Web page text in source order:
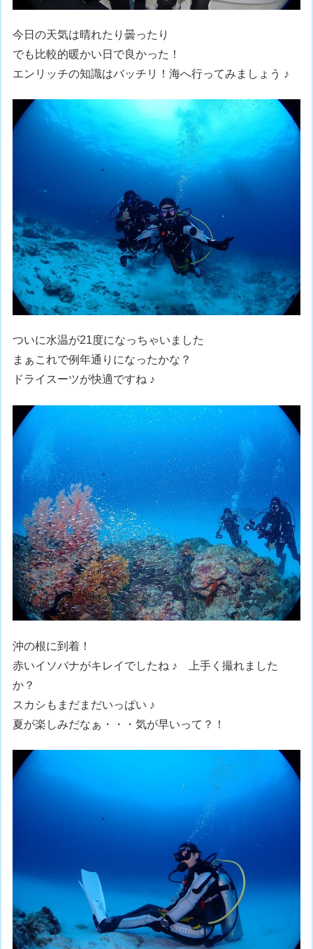
今日の天気は晴れたり曇ったり
でも比較的暖かい日で良かった！
エンリッチの知識はバッチリ！海へ行ってみましょう ♪
ついに水温が21度になっちゃいました
まぁこれで例年通りになったかな？
ドライスーツが快適ですね ♪
沖の根に到着！
赤いイソバナがキレイでしたね ♪ 上手く撮れました
か？
スカシもまだまだいっぱい ♪
夏が楽しみだなぁ・・・気が早いって？！